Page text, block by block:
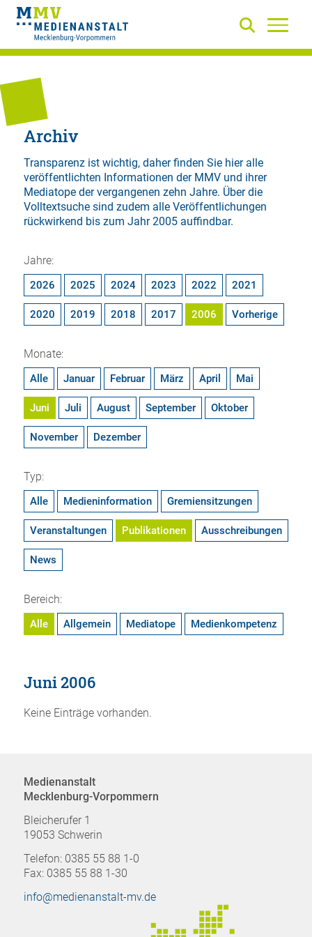
Archiv
Transparenz ist wichtig, daher finden Sie hier alle
veröffentlichten Informationen der MMV und ihrer
Mediatope der vergangenen zehn Jahre. Über die
Volltextsuchesind zudem alle Veröffentlichungen
rückwirkend bis zum Jahr 2005 auffindbar.
Jahre:
2026 2025 2024 2023 2022 2021
2020 2019 2018 2017 2006 Vorherige
Monate:
Alle Januar Februar März April Mai
Juni Juli August September Oktober
November Dezember
Typ:
Alle Medieninformation Gremiensitzungen
Veranstaltungen Publikationen Ausschreibungen
News
Bereich:
Alle Allgemein Mediatope Medienkompetenz
Juni 2006
Keine Einträge vorhanden.
Medienanstalt
Mecklenburg-Vorpommern
Bleicherufer 1
19053 Schwerin
Telefon: 0385 55 88 1-0
Fax: 0385 55 88 1-30
info@medienanstalt-mv.de